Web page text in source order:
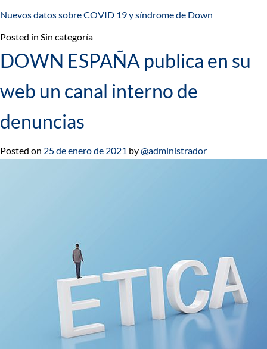
Nuevos datos sobre COVID 19 y síndrome de Down
Posted in Sin categoría
DOWN ESPAÑA publica en su
web un canal interno de
denuncias
Posted on 25 de enero de 2021 by@administrador